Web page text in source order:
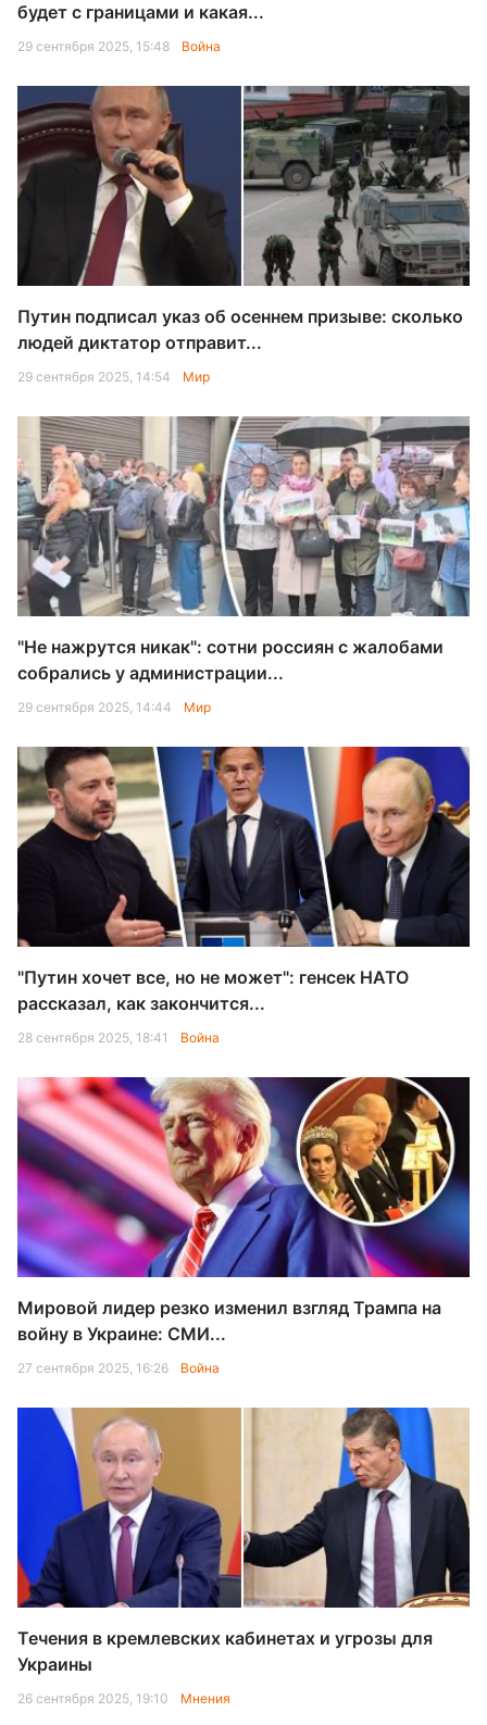
будет с границами и какая...
29 сентября 2025, 15:48 Война
Путин подписал указ об осеннем призыве: сколько
людей диктатор отправит...
29 сентября 2025, 14:54 Мир
"Не нажрутся никак": сотни россиян с жалобами
собрались у администрации...
29 сентября 2025, 14:44 Мир
"Путин хочет все, но не может": генсек НАТО
рассказал, как закончится...
28 сентября 2025, 18:41 Война
Мировой лидер резко изменил взгляд Трампа на
войну в Украине: СМИ...
27 сентября 2025, 16:26 Война
Течения в кремлевских кабинетах и угрозы для
Украины
26 сентября 2025, 19:10 Мнения